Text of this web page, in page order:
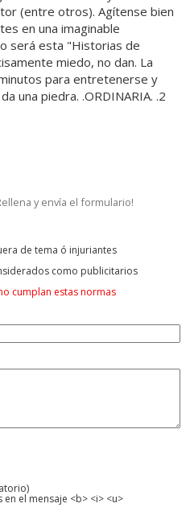
(entre otros). Agítense bien
en una imaginable
será esta "Historias de
miedo, no dan. La
para entretenerse y
una piedra. .ORDINARIA. .2
y envía el formulario!
de tema ó injuriantes
como publicitarios
cumplan estas normas
el mensaje <b> <i> <u>